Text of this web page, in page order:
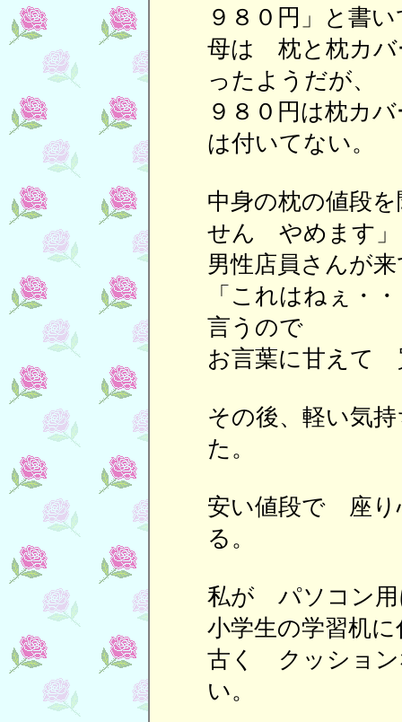
９８０円」と書
母は 枕と枕カバ
ったようだが、
９８０円は枕カ
は付いてない。
中身の枕の値段
せん やめます」
男性店員さんが
「これはねぇ
言うので
お言葉に甘えて
その後、軽い気
た。
安い値段で 座り
る。
私が パソコン用
小学生の学習机
古く クッショ
い。